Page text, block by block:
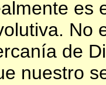
es
No
de
nuestro